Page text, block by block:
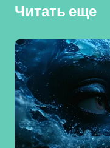
Читать еще